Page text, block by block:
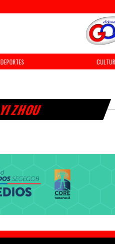
DEPORTES
YI ZHOU